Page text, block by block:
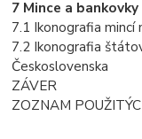
7 Mince a
7.1 Ikonografia mincí
7.2 Ikonografia
Československa
ZÁVER
ZOZNAM